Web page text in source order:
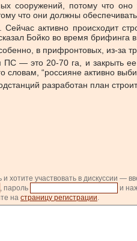
сооружений, потому что
что они должны
активно происходит
Бойко во время брифинга
в прифронтовых, из-за
ПС — это 20-70 га, и закрыть
словам, “россияне активно
разработан план
хотите участвовать в дискуссии —
, пароль и
на страницу регистрации.